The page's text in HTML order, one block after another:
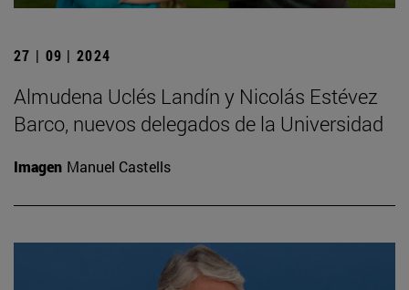
27 | 09 | 2024
Almudena Uclés Landín y Nicolás Estévez
Barco, nuevos delegados de la Universidad
Imagen Manuel Castells